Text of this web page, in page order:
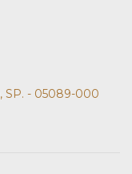
SP. - 05089-000